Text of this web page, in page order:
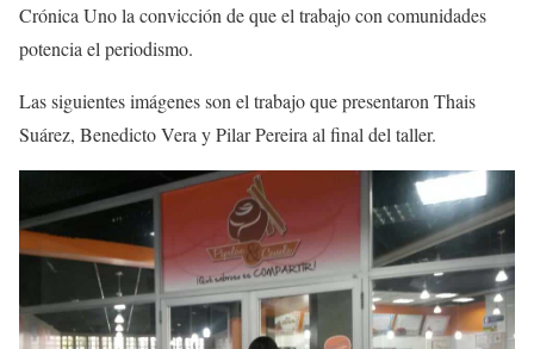
Crónica Uno la convicción de que el trabajo con comunidades
potencia el periodismo.
Las siguientes imágenes son el trabajo que presentaron Thais
Suárez, Benedicto Vera y Pilar Pereira al final del taller.